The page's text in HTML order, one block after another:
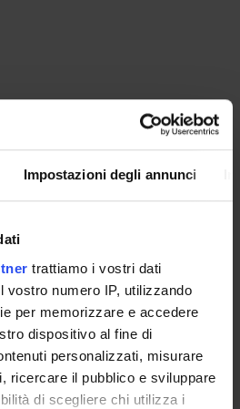
Impostazioni degli annunci
trattiamo i vostri dati
vostro numero IP, utilizzando
per memorizzare e accedere
dispositivo al fine di
personalizzati, misurare
ricercare il pubblico e sviluppare
di scegliere chi utilizza i
OFFICES
OFFICES